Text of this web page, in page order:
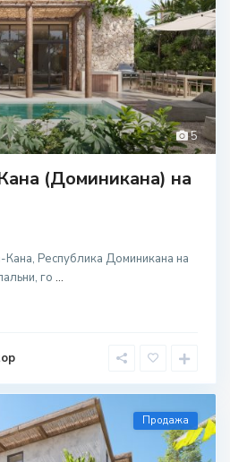
5
(Доминикана) на
Республика Доминикана на
го ...
Продажа